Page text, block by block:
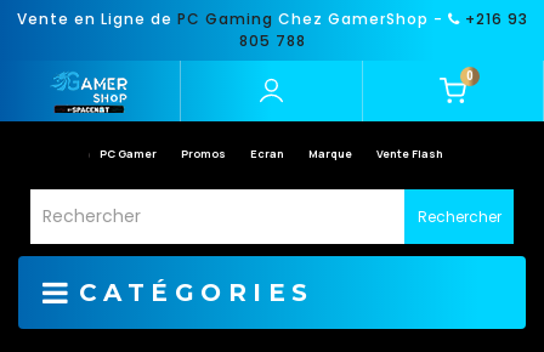
Vente en Ligne de PC Gaming Chez GamerShop -
+216 93
805 788
0
PC Gamer Promos Ecran Marque Vente Flash
Rechercher
CATÉGORIES